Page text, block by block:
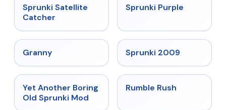
★ 4.4
Sprunki Satellite
Catcher
★
Sprunki Purple
Granny Sprunki 2009
★ 4.6
Yet Another Boring
Old Sprunki Mod
Rumble Rush